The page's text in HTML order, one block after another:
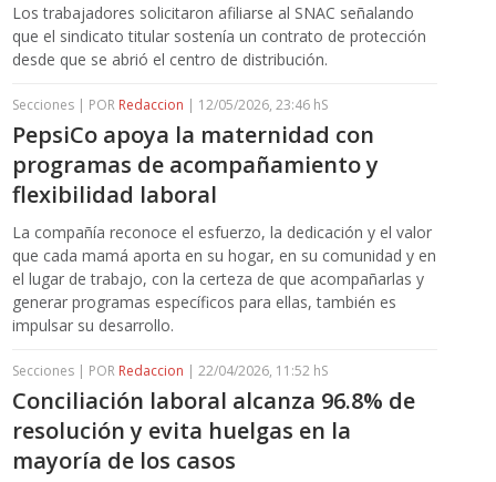
Los trabajadores solicitaron afiliarse al SNAC señalando
que el sindicato titular sostenía un contrato de protección
desde que se abrió el centro de distribución.
Secciones | POR Redaccion | 12/05/2026, 23:46 hS
PepsiCo apoya la maternidad con
programas de acompañamiento y
flexibilidad laboral
La compañía reconoce el esfuerzo, la dedicación y el valor
que cada mamá aporta en su hogar, en su comunidad y en
el lugar de trabajo, con la certeza de que acompañarlas y
generar programas específicos para ellas, también es
impulsar su desarrollo.
Secciones | POR Redaccion | 22/04/2026, 11:52 hS
Conciliación laboral alcanza 96.8% de
resolución y evita huelgas en la
mayoría de los casos